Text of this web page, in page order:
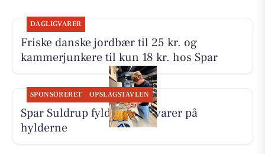
DAGLIGVARER
Friske danske jordbær til 25 kr. og
kammerjunkere til kun 18 kr. hos Spar
SPONSORERET OPSLAGSTAVLEN
Spar Suldrup fylder friske varer på
hylderne